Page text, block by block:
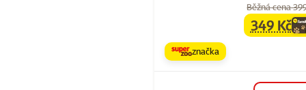
Běžná cena
family
349 Kč
značka